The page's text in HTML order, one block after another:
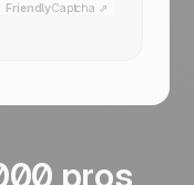
FriendlyCaptcha ⇗
pros